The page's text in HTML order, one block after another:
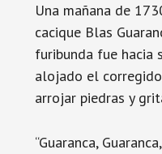
Una mañana de
cacique Blas
furibunda fue hacia
alojado el
arrojar piedras y
“Guaranca,